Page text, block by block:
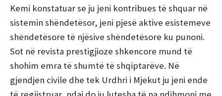
Kemi konstatuar se ju jeni kontribues të shquar në
sistemin shëndetësor, jeni pjesë aktive esistemeve
shëndetësore të njësive shëndetësore ku punoni.
Sot në revista prestigjioze shkencore mund të
shohim emra të shumtë të shqiptarëve. Në
gjendjen civile dhe tek Urdhri i Mjekut ju jeni ende